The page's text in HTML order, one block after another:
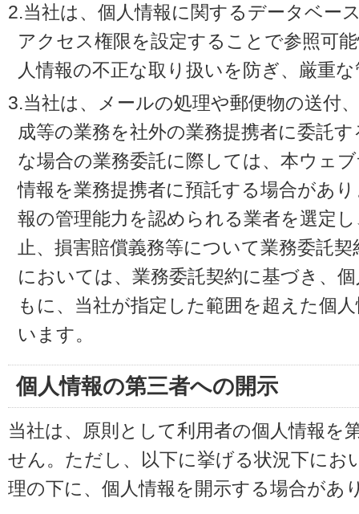
2.当社は、個人情報に関するデータベー
アクセス権限を設定することで参照可
人情報の不正な取り扱いを防ぎ、厳重
3.当社は、メールの処理や郵便物の送付
成等の業務を社外の業務提携者に委託
な場合の業務委託に際しては、本ウェ
情報を業務提携者に預託する場合があ
報の管理能力を認められる業者を選定
止、損害賠償義務等について業務委託
においては、業務委託契約に基づき、
もに、当社が指定した範囲を超えた個
います。
個人情報の第三者への開示
当社は、原則として利用者の個人情報を
せん。ただし、以下に挙げる状況下にお
理の下に、個人情報を開示する場合があ